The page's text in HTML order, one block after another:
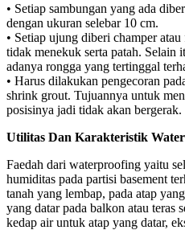
• Setiap sambungan yang ada
dengan ukuran selebar 10 cm.
• Setiap ujung diberi champer
tidak menekuk serta patah. Selain
adanya rongga yang tertinggal
• Harus dilakukan pengecoran
shrink grout. Tujuannya untuk
posisinya jadi tidak akan bergerak.
Utilitas Dan Karakteristik
Faedah dari waterproofing yaitu
humiditas pada partisi basement
tanah yang lembap, pada atap
yang datar pada balkon atau teras
kedap air untuk atap yang datar,